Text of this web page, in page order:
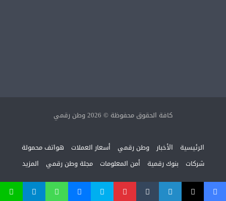
كافة الحقوق محفوظة © 2026 وطن رقمي
الرئيسية الأخبار وطن رقمي أسعار العملات هواتف محمولة
شركات بنوك رقمية أمن المعلومات مجلة وطن رقمي المزيد